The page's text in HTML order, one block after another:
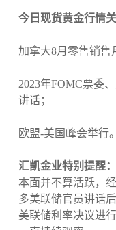
今日现货黄金行情关
加拿大8月零售销售
2023年FOMC票委
讲话；
欧盟-美国峰会举行。
汇凯金业特别提醒：
本面并不算活跃，
多美联储官员讲话
美联储利率决议进